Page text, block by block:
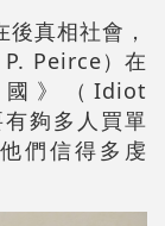
真相社會，
Peirce）在
》（Idiot
夠多人買單
們信得多虔